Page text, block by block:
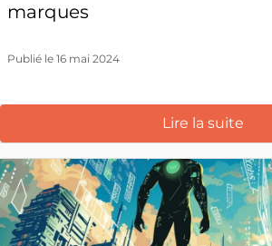
marques
Publié le 16 mai 2024
Lire la suite